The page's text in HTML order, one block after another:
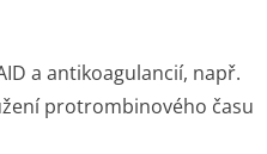
a antikoagulancií, např.
protrombinového času